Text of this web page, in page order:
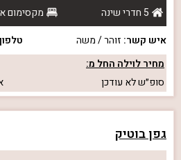
5 חדרי שינה
מקסימום
איש קשר: זוהר / משה
מחיר לוילה החל מ:
סופ״שלא עודכן
גפן בוטיק